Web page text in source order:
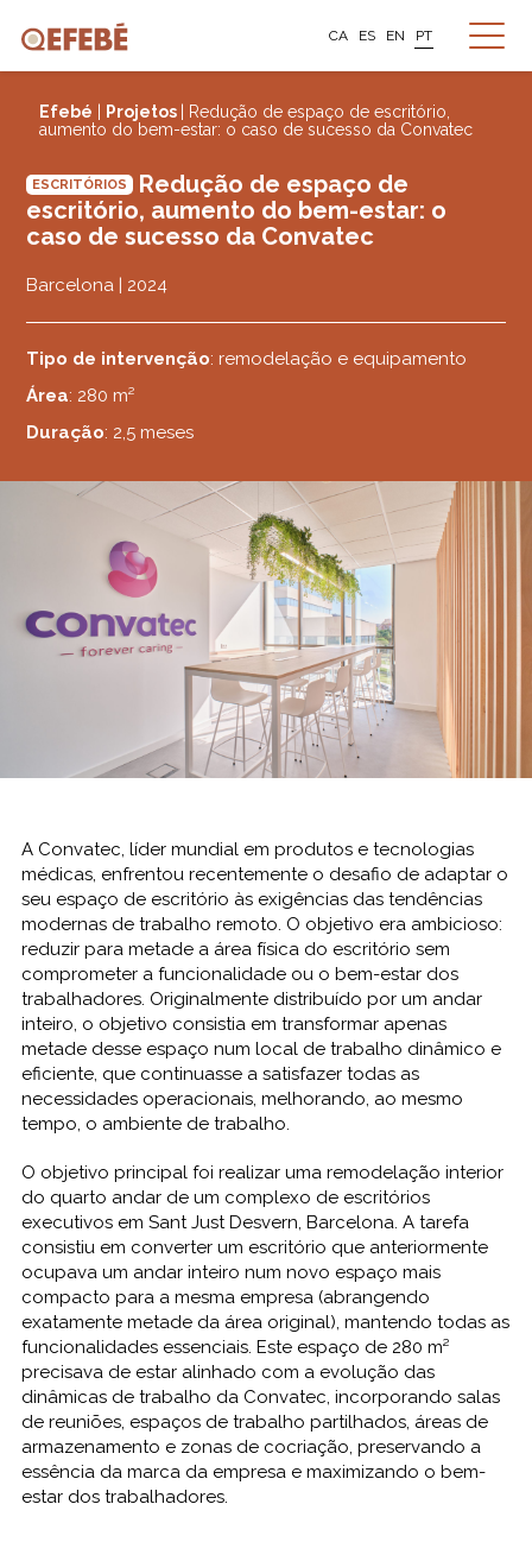
CA ES EN PT
Efebé Projetos
| Redução de espaço de escritório,
aumento do bem-estar: o caso de sucesso da Convatec
ESCRITÓRIOS
Redução de espaço de
escritório, aumento do bem-estar: o
caso de sucesso da Convatec
Barcelona | 2024
Tipo de intervenção: remodelação e equipamento
Área: 280 m²
Duração: 2,5 meses
A Convatec, líder mundial em produtos e tecnologias
médicas, enfrentou recentemente o desafio de adaptar o
seu espaço de escritório às exigências das tendências
modernas de trabalho remoto. O objetivo era ambicioso:
reduzir para metade a área física do escritório sem
comprometer a funcionalidade ou o bem-estar dos
trabalhadores. Originalmente distribuído por um andar
inteiro, o objetivo consistia em transformar apenas
metade desse espaço num local de trabalho dinâmico e
eficiente, que continuasse a satisfazer todas as
necessidades operacionais, melhorando, ao mesmo
tempo, o ambiente de trabalho.
O objetivo principal foi realizar uma remodelação interior
do quarto andar de um complexo de escritórios
executivos em Sant Just Desvern, Barcelona. A tarefa
consistiu em converter um escritório que anteriormente
ocupava um andar inteiro num novo espaço mais
compacto para a mesma empresa (abrangendo
exatamente metade da área original), mantendo todas as
funcionalidades essenciais. Este espaço de 280 m²
precisava de estar alinhado com a evolução das
dinâmicas de trabalho da Convatec, incorporando salas
de reuniões, espaços de trabalho partilhados, áreas de
armazenamento e zonas de cocriação, preservando a
essência da marca da empresa e maximizando o bem-
estar dos trabalhadores.